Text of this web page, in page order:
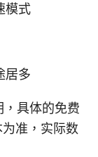
模式
居多
，具体的免费
准，实际数